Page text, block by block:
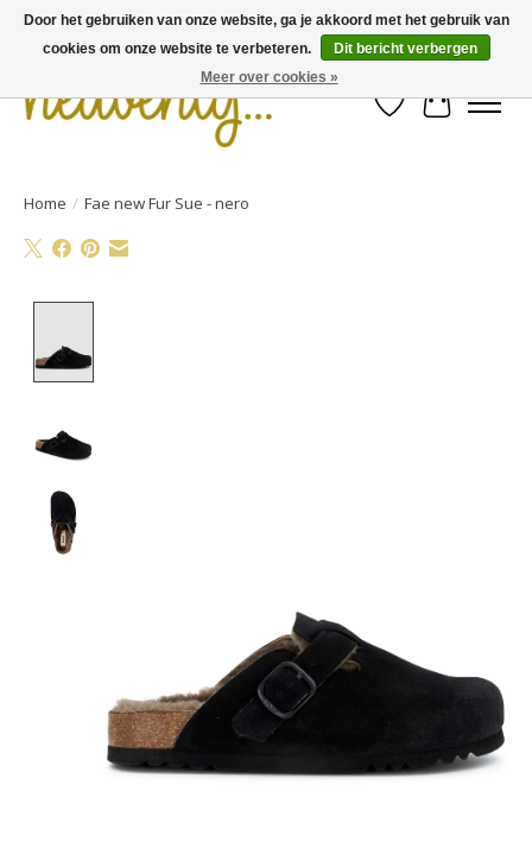
Verlanglijst
Home / Fae new Fur Sue - nero
Door het gebruiken van onze website, ga je akkoord met het gebruik van
cookies om onze website te verbeteren.
Dit bericht verbergen
Meer over cookies »